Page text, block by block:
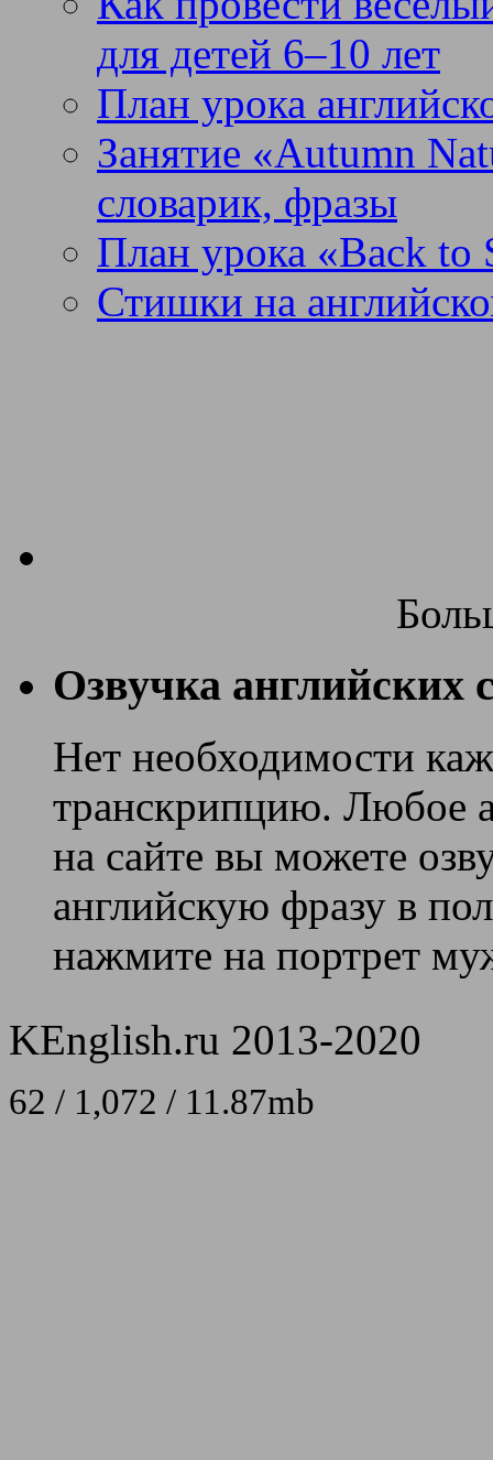
для детей 6–10 лет
План урока
Занятие «Autumn
словарик, фразы
План урока «Back to
Стишки на
Озвучка английских
Нет необходимости
транскрипцию. Любое
на сайте вы можете
английскую фразу в
нажмите на портрет
KEnglish.ru 2013-2020
62 / 1,072 / 11.87mb